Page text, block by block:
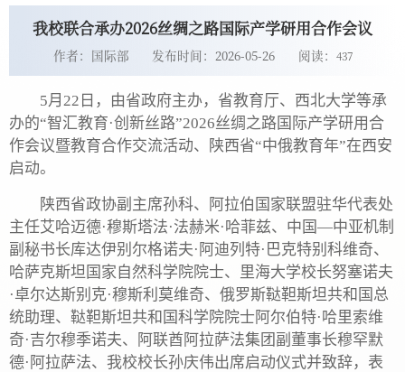
我校联合承办2026丝绸之路国际产学研用合作会议
作者：国际部 发布时间：2026-05-26 阅读： 437
5月22日，由省政府主办，省教育厅、西北大学等承
办的“智汇教育·创新丝路”2026丝绸之路国际产学研用合
作会议暨教育合作交流活动、陕西省“中俄教育年”在西安
启动。
陕西省政协副主席孙科、阿拉伯国家联盟驻华代表处
主任艾哈迈德·穆斯塔法·法赫米·哈菲兹、中国—中亚机制
副秘书长库达伊别尔格诺夫·阿迪列特·巴克特别科维奇、
哈萨克斯坦国家自然科学院院士、里海大学校长努塞诺夫
·卓尔达斯别克·穆斯利莫维奇、俄罗斯鞑靼斯坦共和国总
统助理、鞑靼斯坦共和国科学院院士阿尔伯特·哈里索维
奇·吉尔穆季诺夫、阿联酋阿拉萨法集团副董事长穆罕默
德·阿拉萨法、我校校长孙庆伟出席启动仪式并致辞，表